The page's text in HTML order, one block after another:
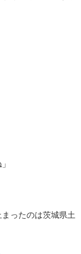
ったのは茨城県土